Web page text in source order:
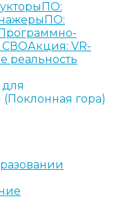
ПО:
ПО:
СВОАкция: VR-
реальность
(Поклонная гора)